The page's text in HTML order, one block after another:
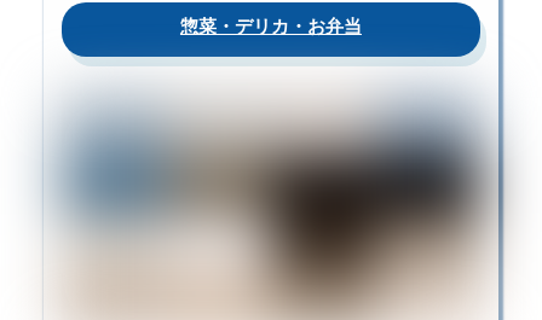
惣菜・デリカ・お弁当